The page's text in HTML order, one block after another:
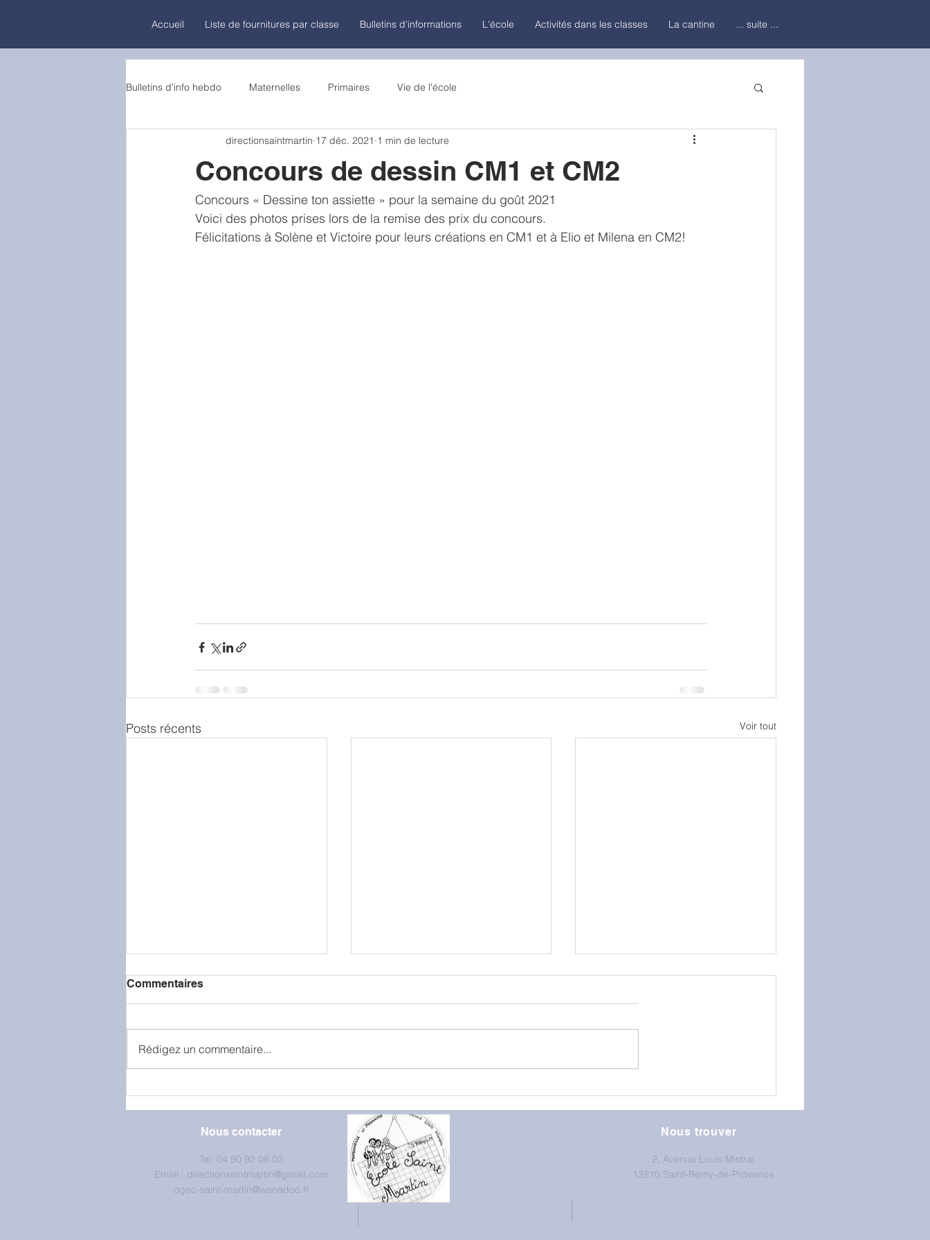
Accueil Liste de fournitures par classe Bulletins d'informations L'école Activités dans les classes La cantine ... suite ...
Bulletins d'info hebdo Maternelles Primaires Vie de l'école
Concours de dessin CM1 et CM2
directionsaintmartin 17 déc. 2021 1 min de lecture
Concours « Dessine ton assiette » pour la semaine du goût 2021
Voici des photos prises lors de la remise des prix du concours.
Félicitations à Solène et Victoire pour leurs créations en CM1 et à Elio et Milena en CM2!
Posts récents Voir tout
Commentaires
Rédigez un commentaire...
Tel: 04 90 92 08 02
Email : directionsaintmartin@gmail.com
ogec-saint-martin@wanadoo.fr
Nous contacter Nous trouver
2, Avenue Louis Mistral
13210 Saint-Rémy-de-Provence